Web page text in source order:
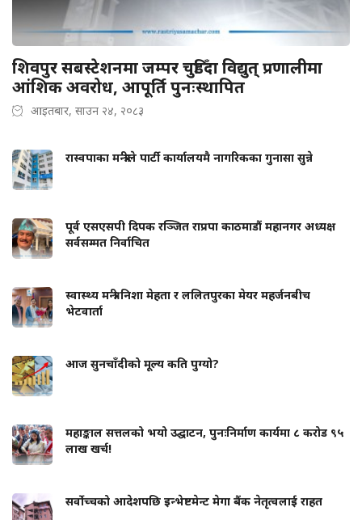
शिवपुर सबस्टेशनमा जम्पर चुडिँदा विद्युत् प्रणालीमा
आंशिक अवरोध, आपूर्ति पुनःस्थापित
आइतबार, साउन २४, २०८३
रास्वपाका मन्त्रीले पार्टी कार्यालयमै नागरिकका गुनासा सुन्ने
पूर्व एसएसपी दिपक रञ्जित राप्रपा काठमाडौं महानगर अध्यक्ष
सर्वसम्मत निर्वाचित
स्वास्थ्य मन्त्री निशा मेहता र ललितपुरका मेयर महर्जनबीच
भेटवार्ता
आज सुनचाँदीको मूल्य कति पुग्यो?
महाङ्काल सत्तलको भयो उद्घाटन, पुनःनिर्माण कार्यमा ८ करोड ९५
लाख खर्च!
सर्वोच्चको आदेशपछि इन्भेष्टमेन्ट मेगा बैंक नेतृत्वलाई राहत